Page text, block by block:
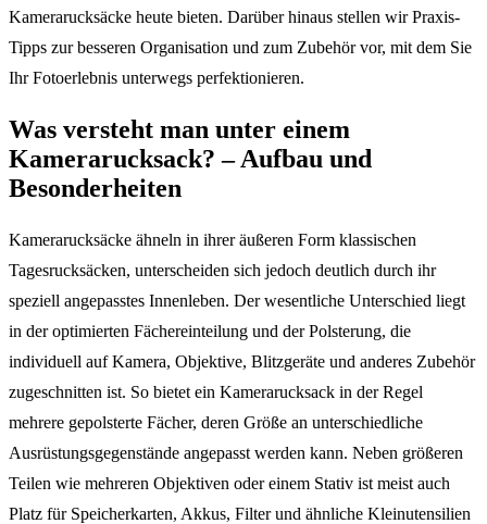
Kamerarucksäcke heute bieten. Darüber hinaus stellen wir Praxis-
Tipps zur besseren Organisation und zum Zubehör vor, mit dem Sie
Ihr Fotoerlebnis unterwegs perfektionieren.
Was versteht man unter einem
Kamerarucksack? – Aufbau und
Besonderheiten
Kamerarucksäcke ähneln in ihrer äußeren Form klassischen
Tagesrucksäcken, unterscheiden sich jedoch deutlich durch ihr
speziell angepasstes Innenleben. Der wesentliche Unterschied liegt
in der optimierten Fächereinteilung und der Polsterung, die
individuell auf Kamera, Objektive, Blitzgeräte und anderes Zubehör
zugeschnitten ist. So bietet ein Kamerarucksack in der Regel
mehrere gepolsterte Fächer, deren Größe an unterschiedliche
Ausrüstungsgegenstände angepasst werden kann. Neben größeren
Teilen wie mehreren Objektiven oder einem Stativ ist meist auch
Platz für Speicherkarten, Akkus, Filter und ähnliche Kleinutensilien